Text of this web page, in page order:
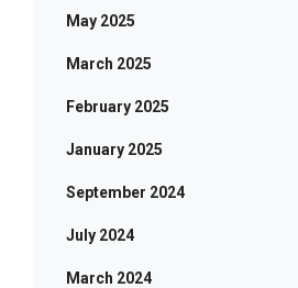
May 2025
March 2025
February 2025
January 2025
September 2024
July 2024
March 2024